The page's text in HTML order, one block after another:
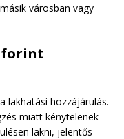
városban vagy
forint
lakhatási hozzájárulás.
miatt kénytelenek
lakni, jelentős